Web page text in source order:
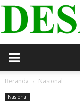
Beranda Nasional
Nasional